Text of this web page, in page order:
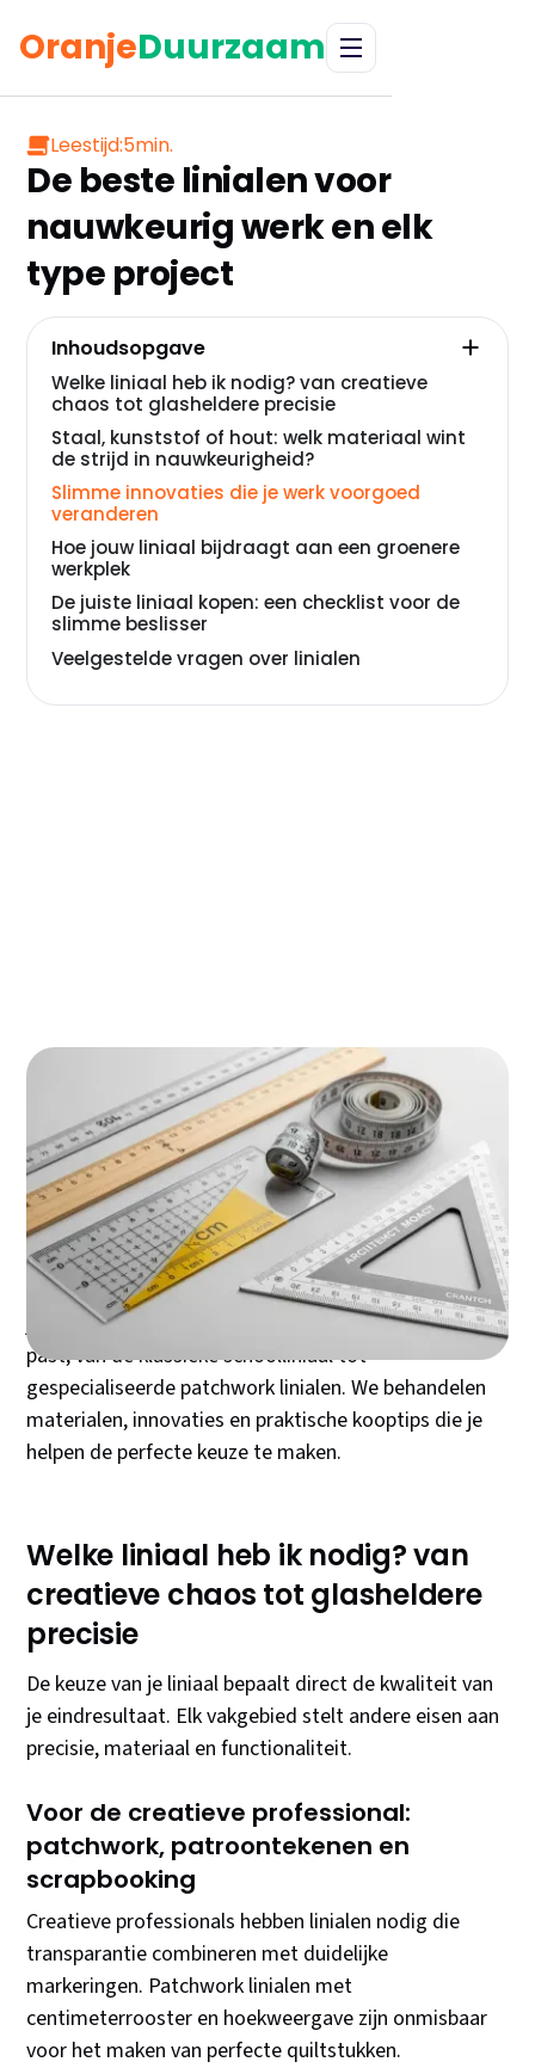
OranjeDuurzaam
Leestijd:5min.
De beste linialen voor
nauwkeurig werk en elk
type project
Of je nu architect bent, quilter, of gewoon iemand die
af en toe een rechte lijn moet trekken – de juiste
liniaal maakt het verschil tussen frustratie en
perfectie. Een goede liniaal is meer dan een simpel
meetinstrument: het is de basis voor nauwkeurig
werk dat er professioneel uitziet. In deze blog ontdek
je welke liniaal bij jouw specifieke werkzaamheden
past, van de klassieke schoolliniaal tot
gespecialiseerde patchwork linialen. We behandelen
materialen, innovaties en praktische kooptips die je
helpen de perfecte keuze te maken.
Welke liniaal heb ik nodig? van
creatieve chaos tot glasheldere
precisie
De keuze van je liniaal bepaalt direct de kwaliteit van
je eindresultaat. Elk vakgebied stelt andere eisen aan
precisie, materiaal en functionaliteit.
Voor de creatieve professional:
patchwork, patroontekenen en
scrapbooking
Creatieve professionals hebben linialen nodig die
transparantie combineren met duidelijke
markeringen. Patchwork linialen met
centimeterrooster en hoekweergave zijn onmisbaar
voor het maken van perfecte quiltstukken.
Inhoudsopgave
Welke liniaal heb ik nodig? van creatieve
chaos tot glasheldere precisie
Staal, kunststof of hout: welk materiaal wint
de strijd in nauwkeurigheid?
Slimme innovaties die je werk voorgoed
veranderen
Hoe jouw liniaal bijdraagt aan een groenere
werkplek
De juiste liniaal kopen: een checklist voor de
slimme beslisser
Veelgestelde vragen over linialen